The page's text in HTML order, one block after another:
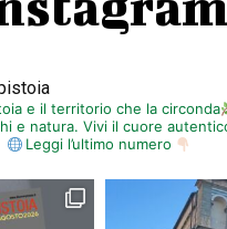
e il territorio che la circonda
e natura. Vivi il cuore
Leggi l’ultimo numero